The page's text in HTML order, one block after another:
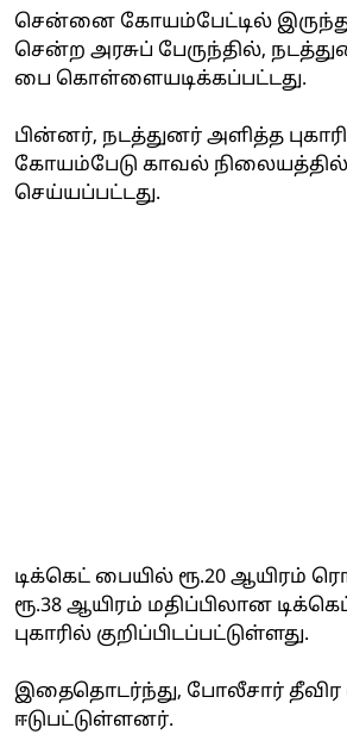
சென்னை கோயம்பேட்டில் இருந்து
சென்ற அரசுப் பேருந்தில்,
பை கொள்ளையடிக்கப்பட்டது.
பின்னர், நடத்துனர் அளித்த
கோயம்பேடு காவல் நிலையத்தில்
செய்யப்பட்டது.
டிக்கெட் பையில் ரூ.20 ஆயிரம்
ரூ.38 ஆயிரம் மதிப்பிலான
புகாரில் குறிப்பிடப்பட்டுள்ளது.
இதைதொடர்ந்து, போலீசார்
ஈடுபட்டுள்ளனர்.